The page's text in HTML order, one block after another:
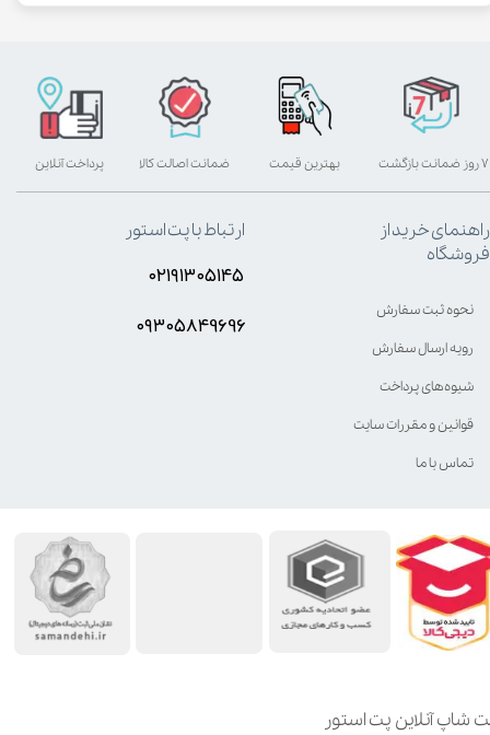
شاپ آنلاین پت استور
بهترین قیمت پرداخت آنلاین ۷ روز ضمانت بازگشت ضمانت اصالت کالا
راهنمای خرید از
فروشگاه
نحوه ثبت سفارش
رویه ارسال سفارش
شیوه‌های پرداخت
قوانین و مقررات سایت
تماس با ما
ارتباط با پت استور
۰۲۱۹۱۳۰۵۱۴۵
۰۹۳۰۵8۴9696